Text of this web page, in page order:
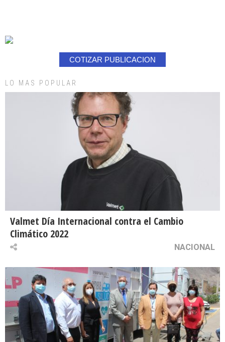
COTIZAR PUBLICACION
LO MAS POPULAR
Valmet Día Internacional contra el Cambio
Climático 2022
NACIONAL